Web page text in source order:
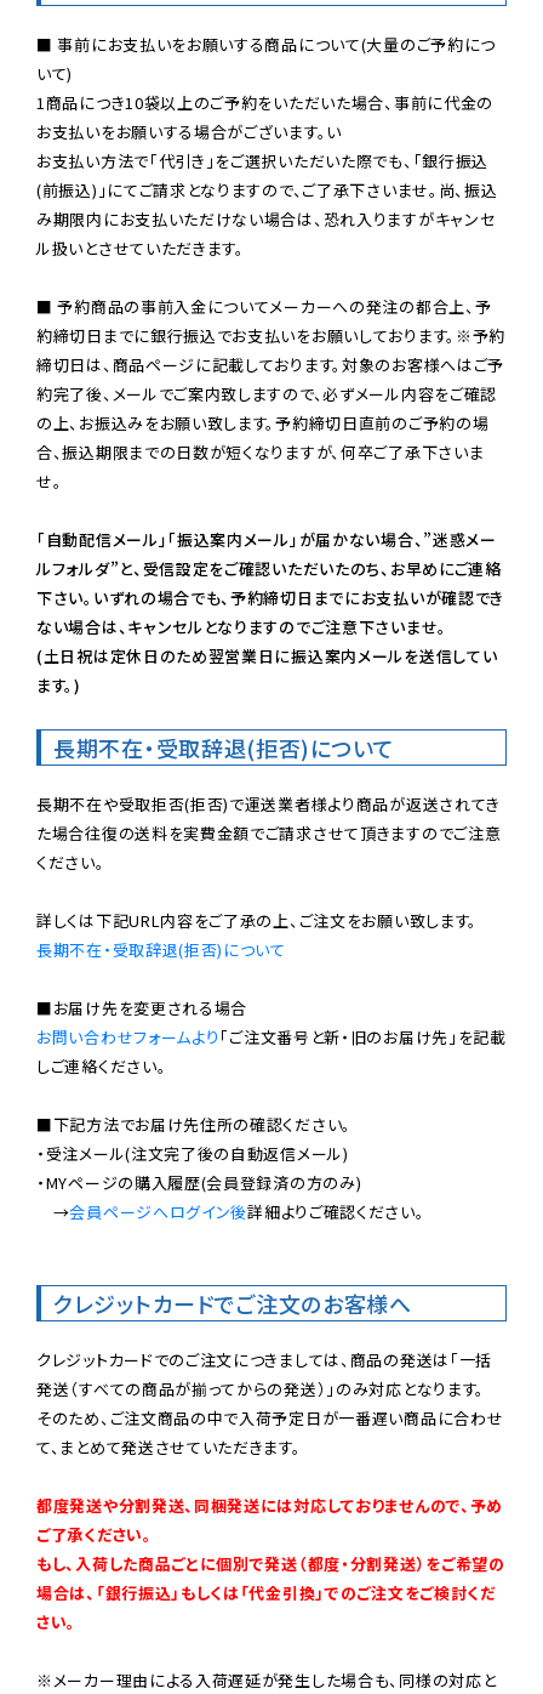
■ 事前にお支払いをお願いする商品について(大量のご予約につ
いて)
1商品につき10袋以上のご予約をいただいた場合、事前に代金の
お支払いをお願いする場合がございます。い
お支払い方法で「代引き」をご選択いただいた際でも、「銀行振込
(前振込)」にてご請求となりますので、ご了承下さいませ。尚、振込
み期限内にお支払いただけない場合は、恐れ入りますがキャンセ
ル扱いとさせていただきます。
■ 予約商品の事前入金についてメーカーへの発注の都合上、予
約締切日までに銀行振込でお支払いをお願いしております。※予約
締切日は、商品ページに記載しております。対象のお客様へはご予
約完了後、メールでご案内致しますので、必ずメール内容をご確認
の上、お振込みをお願い致します。予約締切日直前のご予約の場
合、振込期限までの日数が短くなりますが、何卒ご了承下さいま
せ。
「自動配信メール」「振込案内メール」が届かない場合、”迷惑メー
ルフォルダ”と、受信設定をご確認いただいたのち、お早めにご連絡
下さい。いずれの場合でも、予約締切日までにお支払いが確認でき
ない場合は、キャンセルとなりますのでご注意下さいませ。
(土日祝は定休日のため翌営業日に振込案内メールを送信してい
ます。)
長期不在・受取辞退(拒否)について
長期不在や受取拒否(拒否)で運送業者様より商品が返送されてき
た場合往復の送料を実費金額でご請求させて頂きますのでご注意
ください。
長期不在・受取辞退(拒否)について
お問い合わせフォームより 「ご注文番号と新・旧のお届け先」を記載
しご連絡ください。
■下記方法でお届け先住所の確認ください。
・受注メール(注文完了後の自動返信メール)
・MYページの購入履歴(会員登録済の方のみ)
→会員ページへログイン後詳細よりご確認ください。
クレジットカードでご注文のお客様へ
クレジットカードでのご注文につきましては、商品の発送は「一括
発送（すべての商品が揃ってからの発送）」のみ対応となります。
そのため、ご注文商品の中で入荷予定日が一番遅い商品に合わせ
て、まとめて発送させていただきます。
都度発送や分割発送、同梱発送には対応しておりませんので、予め
ご了承ください。
もし、入荷した商品ごとに個別で発送（都度・分割発送）をご希望の
場合は、「銀行振込」もしくは「代金引換」でのご注文をご検討くだ
さい。
※メーカー理由による入荷遅延が発生した場合も、同様の対応と